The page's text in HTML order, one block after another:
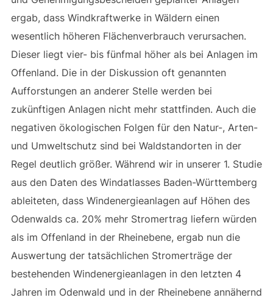
ergab, dass Windkraftwerke in Wäldern einen
wesentlich höheren Flächenverbrauch verursachen.
Dieser liegt vier- bis fünfmal höher als bei Anlagen im
Offenland. Die in der Diskussion oft genannten
Aufforstungen an anderer Stelle werden bei
zukünftigen Anlagen nicht mehr stattfinden. Auch die
negativen ökologischen Folgen für den Natur-, Arten-
und Umweltschutz sind bei Waldstandorten in der
Regel deutlich größer. Während wir in unserer 1. Studie
aus den Daten des Windatlasses Baden-Württemberg
ableiteten, dass Windenergieanlagen auf Höhen des
Odenwalds ca. 20% mehr Stromertrag liefern würden
als im Offenland in der Rheinebene, ergab nun die
Auswertung der tatsächlichen Stromerträge der
bestehenden Windenergieanlagen in den letzten 4
Jahren im Odenwald und in der Rheinebene annähernd